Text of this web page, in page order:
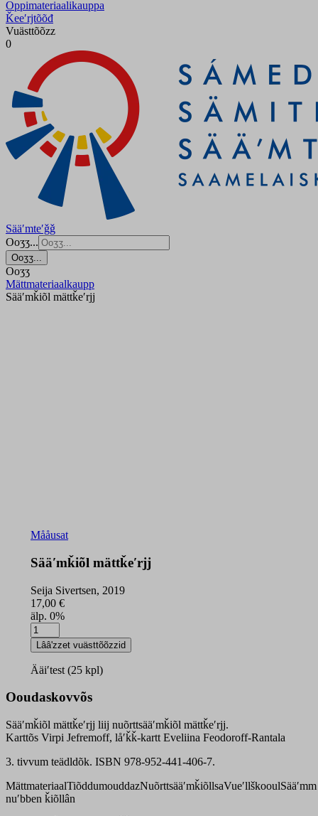
Oppimateriaalikauppa
Ǩeeʹrjtõõđ
Vuästtõõzz
0
Sääʹmteʹǧǧ
Ooʒʒ...
Ooʒʒ...
Ooʒʒ
Mättmateriaalkaupp
Sääʹmǩiõl mättǩeʹrjj
Mååusat
Sääʹmǩiõl mättǩeʹrjj
Seija Sivertsen, 2019
17,00 €
älp. 0%
Sääʹmǩiõl
mättǩeʹrjj
quantity
Lââʹzzet vuästtõõzzid
Ääiʹtest (25 kpl)
Ooudaskovvõs
Sääʹmǩiõl mättǩeʹrjj liij nuõrttsääʹmǩiõl mättǩeʹrjj.
Karttõs Virpi Jefremoff, låʹǩǩ-kartt Eveliina Feodoroff-Rantala
3. tivvum teädldõk. ISBN 978-952-441-406-7.
MättmateriaalTiõddumouddazNuõrttsääʹmǩiõllsaVueʹllškooulSääʹmm
nuʹbben ǩiõllân